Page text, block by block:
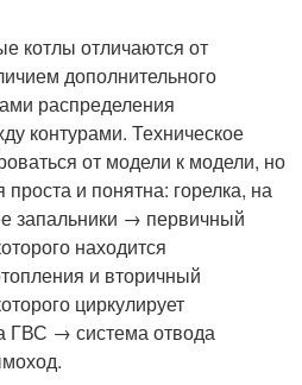
котлы отличаются от
дополнительного
распределения
контурами. Техническое
от модели к модели, но
проста и понятна: горелка, на
запальники → первичный
находится
и вторичный
циркулирует
ГВС → система отвода